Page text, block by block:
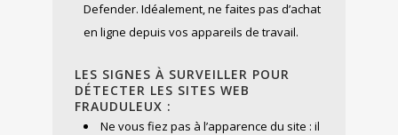
Defender. Idéalement, ne faites pas d’achat
en ligne depuis vos appareils de travail.
LES SIGNES À SURVEILLER POUR
DÉTECTER LES SITES WEB
FRAUDULEUX :
Ne vous fiez pas à l’apparence du site : il